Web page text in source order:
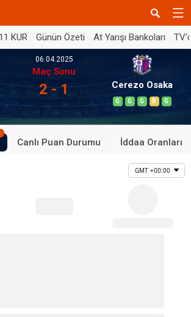
KUR Günün Özeti At Yarışı Bankoları
06.04.2025
Maç Sonu
2 - 1 Cerezo Osaka
G G G B G
Canlı Puan Durumu İddaa Oranları
GMT +00:00